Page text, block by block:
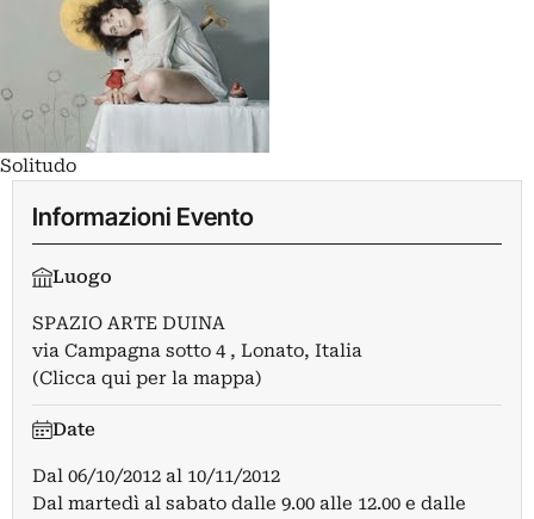
Solitudo
Informazioni Evento
Luogo
SPAZIO ARTE DUINA
via Campagna sotto 4 , Lonato, Italia
(Clicca qui per la mappa)
Date
Dal 06/10/2012 al 10/11/2012
Dal martedì al sabato dalle 9.00 alle 12.00 e dalle